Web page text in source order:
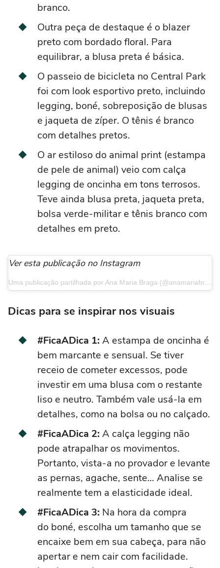
branco.
Outra peça de destaque é o blazer
preto com bordado floral. Para
equilibrar, a blusa preta é básica.
O passeio de bicicleta no Central Park
foi com look esportivo preto, incluindo
legging, boné, sobreposição de blusas
e jaqueta de zíper. O tênis é branco
com detalhes pretos.
O ar estiloso do animal print (estampa
de pele de animal) veio com calça
legging de oncinha em tons terrosos.
Teve ainda blusa preta, jaqueta preta,
bolsa verde-militar e tênis branco com
detalhes em preto.
Ver esta publicação no Instagram
Uma publicação partilhada por Ana Maria Braga (@anamariabragaoficial)
Dicas para se inspirar nos visuais
#FicaADica 1: A estampa de oncinha é
bem marcante e sensual. Se tiver
receio de cometer excessos, pode
investir em uma blusa com o restante
liso e neutro. Também vale usá-la em
detalhes, como na bolsa ou no calçado.
#FicaADica 2: A calça legging não
pode atrapalhar os movimentos.
Portanto, vista-a no provador e levante
as pernas, agache, sente… Analise se
realmente tem a elasticidade ideal.
#FicaADica 3: Na hora da compra
do boné, escolha um tamanho que se
encaixe bem em sua cabeça, para não
apertar e nem cair com facilidade.